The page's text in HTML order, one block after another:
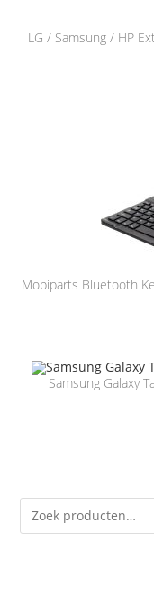
LG / Samsung / HP
Mobiparts Bluetooth
Samsung Galaxy